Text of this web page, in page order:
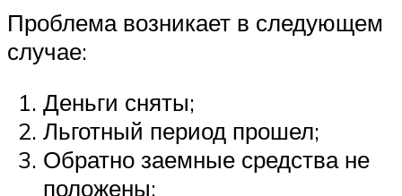
Проблема возникает в следующем
случае:
Деньги сняты;
Льготный период прошел;
Обратно заемные средства не
положены;